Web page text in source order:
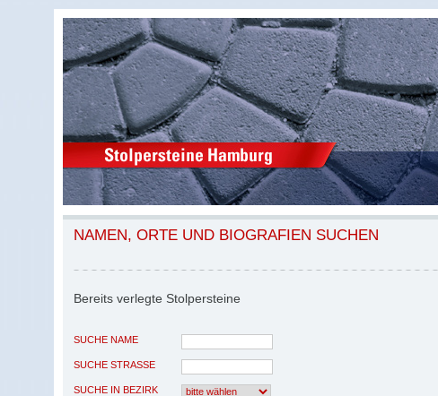
NAMEN, ORTE UND BIOGRAFIEN SUCHEN
Bereits verlegte Stolpersteine
SUCHE NAME
SUCHE STRASSE
SUCHE IN BEZIRK